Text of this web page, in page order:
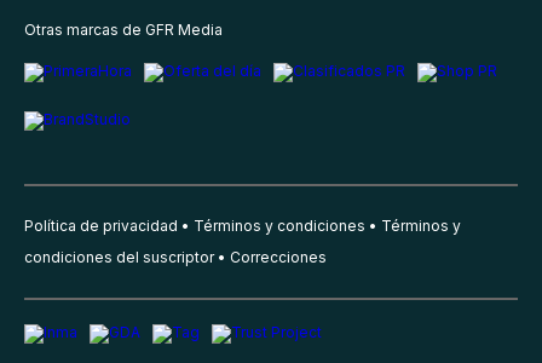
Otras marcas de GFR Media
Política de privacidad Términos y condiciones
Términos y
condiciones del suscriptor
Correcciones